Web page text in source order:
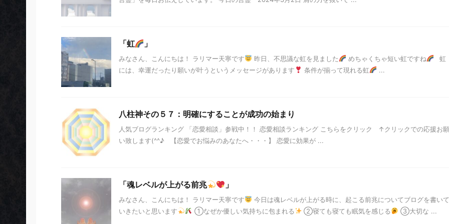
「虹 」
みなさん、こんにちは！ ラリマー天寧です 昨日、不思議な虹を見ました めちゃくちゃ短い虹ですね
虹
には、幸運だったり願いが叶うというメッセージがあります
条件が揃って現れる虹 ...
八柱神その５７：明確にすることが成功の始まり
人気ブログランキング 「恋愛相談」参戦中！！ 恋愛相談ランキング こちらをクリック ↑クリックでの応援お願
い致します(^^♪ 【恋愛でお悩みのあなたへ・・・】 恋愛に効果が ...
「魂レベルが上がる前兆 」
みなさん、こんにちは！ ラリマー天寧です
今日は魂レベルが上がる時に、起こる前兆についてブログを書いて
いきたいと思います
①なぜか優しい気持ちに包まれる ②寝ても寝ても眠気を感じる ③大切な ...